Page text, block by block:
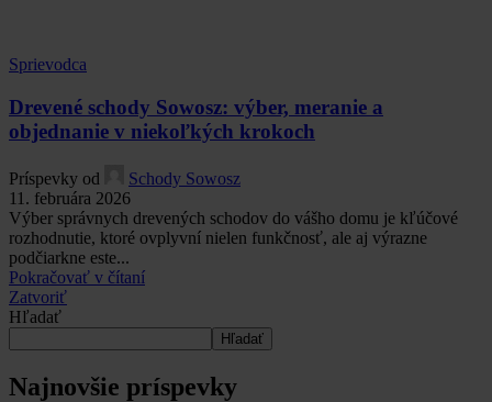
Sprievodca
Drevené schody Sowosz: výber, meranie a
objednanie v niekoľkých krokoch
Príspevky od
Schody Sowosz
11. februára 2026
Výber správnych drevených schodov do vášho domu je kľúčové
rozhodnutie, ktoré ovplyvní nielen funkčnosť, ale aj výrazne
podčiarkne este...
Pokračovať v čítaní
Zatvoriť
Hľadať
Hľadať
Najnovšie príspevky